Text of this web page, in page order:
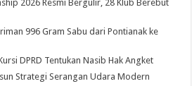
2026 Resmi Bergulir, 28 Klub Berebut
996 Gram Sabu dari Pontianak ke
DPRD Tentukan Nasib Hak Angket
Strategi Serangan Udara Modern